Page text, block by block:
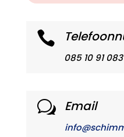

085 10 91 083
w Email